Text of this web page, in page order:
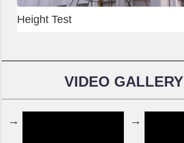
Column shuttering
VIDEO GALLERY